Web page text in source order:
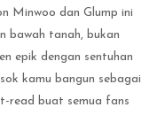
Minwoo dan Glump ini
bawah tanah, bukan
epik dengan sentuhan
kamu bangun sebagai
read buat semua fans